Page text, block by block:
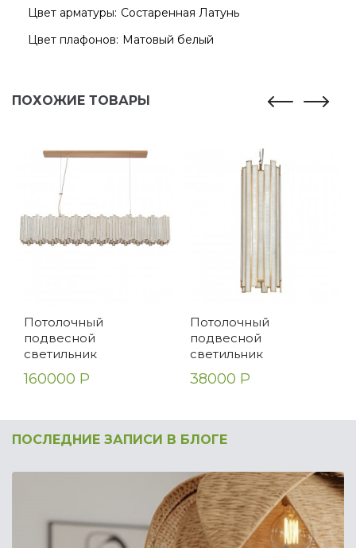
Цвет арматуры: Состаренная Латунь
Цвет плафонов: Матовый белый
ПОХОЖИЕ ТОВАРЫ
Потолочный
подвесной
светильник
160000 Р
Потолочный
подвесной
светильник
38000 Р
ПОСЛЕДНИЕ ЗАПИСИ В БЛОГЕ